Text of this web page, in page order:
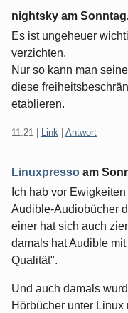
nightsky am
Es ist ungeheuer
verzichten.
Nur so kann man
diese
etablieren.
11:21 Link Antwort
Linuxpresso am
Ich hab vor
Audible-Audiobücher
einer hat sich auch
damals hat Audible
Qualität".
Und auch damals
Hörbücher unter